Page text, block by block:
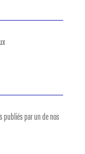
publiés par un de nos